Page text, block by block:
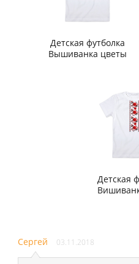
Детская футболка
Вышиванка цветы
Детская
Сергей 03.11.2018